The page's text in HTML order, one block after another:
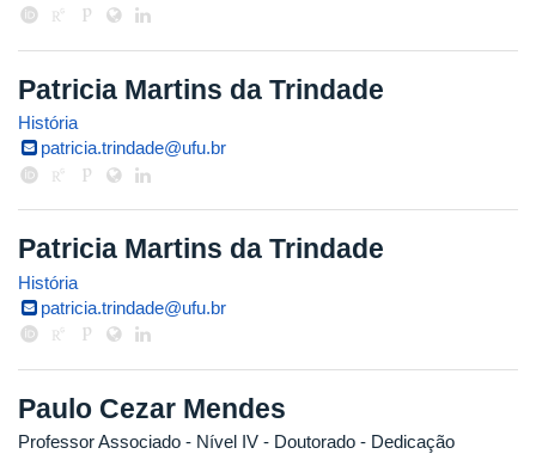
Patricia Martins da Trindade
História
patricia.trindade@ufu.br
Patricia Martins da Trindade
História
patricia.trindade@ufu.br
Paulo Cezar Mendes
Professor Associado - Nível IV - Doutorado - Dedicação